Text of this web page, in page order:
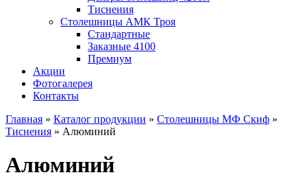
Тиснения
Столешницы АМК Троя
Стандартные
Заказные 4100
Премиум
Акции
Фотогалерея
Контакты
Главная » Каталог продукции » Столешницы МФ Скиф »
Тиснения » Алюминий
Алюминий